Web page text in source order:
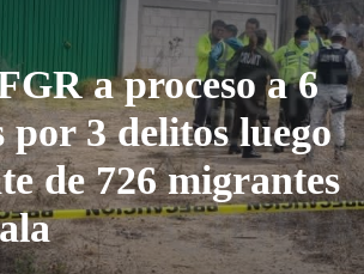
a proceso a 6
por 3 delitos luego
de 726 migrantes